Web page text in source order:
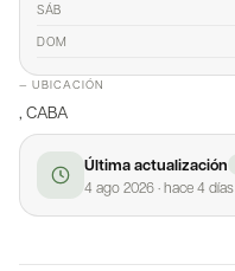
SÁB
DOM
— UBICACIÓN
, CABA
Última actualización
4 ago 2026·hace 4 días